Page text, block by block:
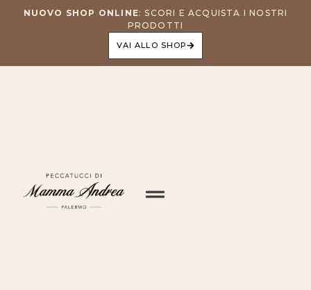
NUOVO SHOP ONLINE: SCORI E ACQUISTA I NOSTRI
PRODOTTI
VAI ALLO SHOP